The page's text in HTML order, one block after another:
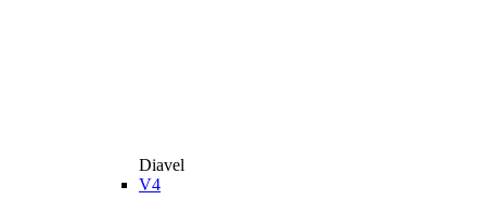
Diavel
V4